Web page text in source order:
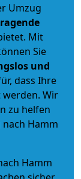
Umzug
Mit
Sie
und
dass Ihre
Wir
zu helfen
Hamm
Hamm